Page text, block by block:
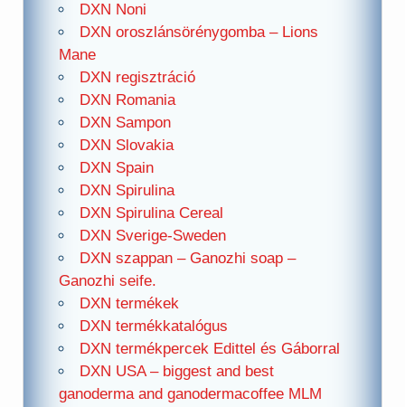
DXN Noni
DXN oroszlánsörénygomba – Lions
Mane
DXN regisztráció
DXN Romania
DXN Sampon
DXN Slovakia
DXN Spain
DXN Spirulina
DXN Spirulina Cereal
DXN Sverige-Sweden
DXN szappan – Ganozhi soap –
Ganozhi seife.
DXN termékek
DXN termékkatalógus
DXN termékpercek Edittel és Gáborral
DXN USA – biggest and best
ganoderma and ganodermacoffee MLM